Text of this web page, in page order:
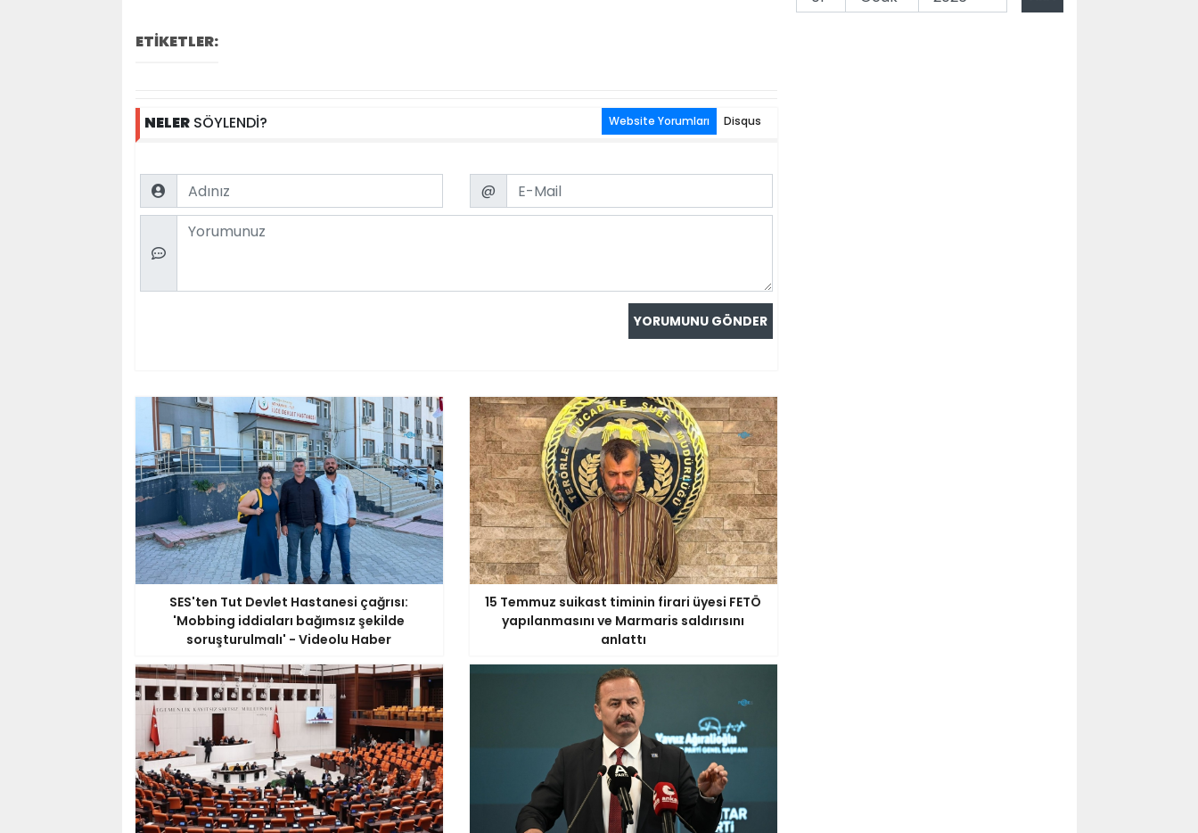
ETİKETLER:
NELERSÖYLENDİ? Website Yorumları Disqus
Name Email
@
Comment
SES'ten Tut Devlet Hastanesi çağrısı:
'Mobbing iddiaları bağımsız şekilde
soruşturulmalı' - Videolu Haber
15 Temmuz suikast timinin firari üyesi FETÖ
yapılanmasını ve Marmaris saldırısını
anlattı